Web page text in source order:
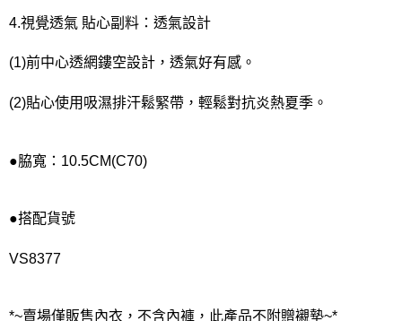
4.視覺透氣 貼心副料：透氣設計
(1)前中心透網鏤空設計，透氣好有感。
(2)貼心使用吸濕排汗鬆緊帶，輕鬆對抗炎熱夏季。
●脇寬：10.5CM(C70)
●搭配貨號
VS8377
*~賣場僅販售內衣，不含內褲，此產品不附贈襯墊~*